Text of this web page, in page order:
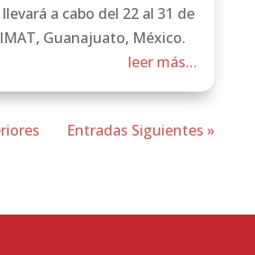
a cabo del 22 al 31 de
Guanajuato, México.
leer más…
Entradas Siguientes »